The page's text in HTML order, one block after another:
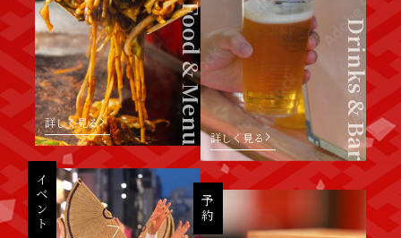
Food & Menu
詳しく見る Drinks & Bar
詳しく見る
イベント 予約